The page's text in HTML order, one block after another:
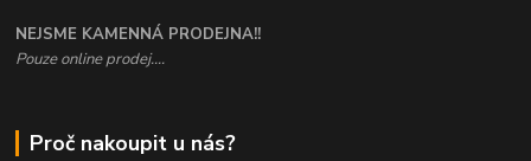
NEJSME KAMENNÁ PRODEJNA!!
Pouze online prodej....
Proč nakoupit u nás?